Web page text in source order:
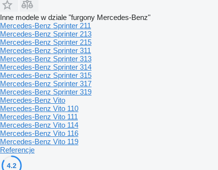
Inne modele w dziale "furgony Mercedes-Benz"
Mercedes-Benz Sprinter 211
Mercedes-Benz Sprinter 213
Mercedes-Benz Sprinter 215
Mercedes-Benz Sprinter 311
Mercedes-Benz Sprinter 313
Mercedes-Benz Sprinter 314
Mercedes-Benz Sprinter 315
Mercedes-Benz Sprinter 317
Mercedes-Benz Sprinter 319
Mercedes-Benz Vito
Mercedes-Benz Vito 110
Mercedes-Benz Vito 111
Mercedes-Benz Vito 114
Mercedes-Benz Vito 116
Mercedes-Benz Vito 119
Referencje
4.2